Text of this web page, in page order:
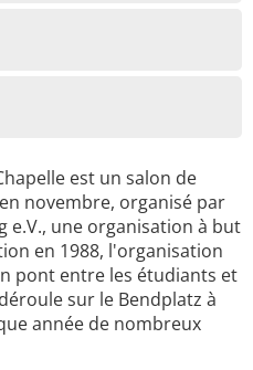
est un salon de
novembre, organisé par
une organisation à but
en 1988, l'organisation
pont entre les étudiants et
sur le Bendplatz à
année de nombreux